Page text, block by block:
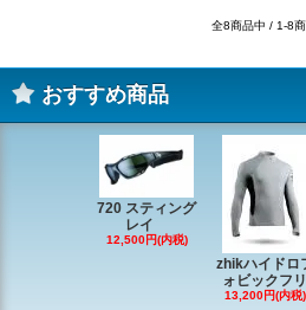
全8商品中 / 1-8
おすすめ商品
720 スティング
レイ
12,500円(内税)
zhikハイドロ
ォビックフリ
13,200円(内税)